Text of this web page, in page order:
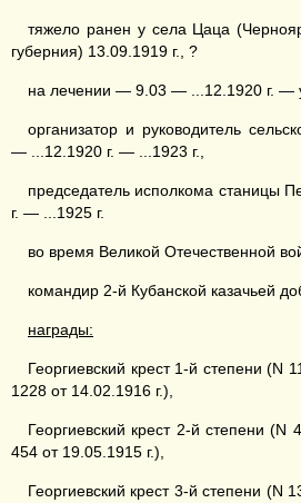
тяжело ранен у села Цаца
губерния) 13.09.1919 г., ?
на лечении — 9.03 — ...12.1920 г. —
организатор и руководитель
— ...12.1920 г. — ...1923 г.,
председатель исполкома станицы
г. — ...1925 г.
во время Великой Отечественной
командир 2-й Кубанской казачьей
награды:
Георгиевский крест 1-й степени (N
1228 от 14.02.1916 г.),
Георгиевский крест 2-й степени
454 от 19.05.1915 г.),
Георгиевский крест 3-й степени (N